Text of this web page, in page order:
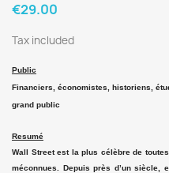
€29.00
Tax included
Public
Financiers, économistes, historiens,
grand public
Resumé
Wall Street est la plus célèbre de
méconnues. Depuis près d’un siècle,